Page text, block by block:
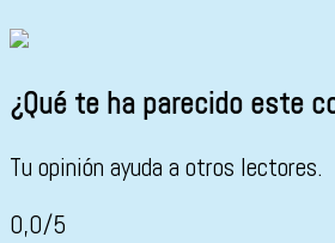
¿Qué te ha parecido este
Tu opinión ayuda a otros lectores.
0,0/5